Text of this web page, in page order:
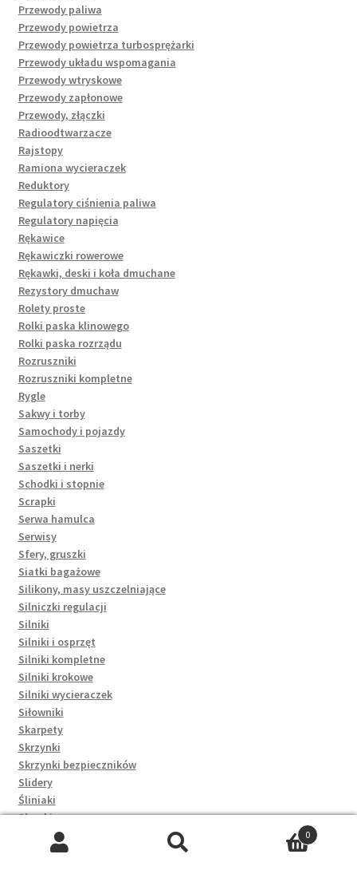
Przewody paliwa
Przewody powietrza
Przewody powietrza turbosprężarki
Przewody układu wspomagania
Przewody wtryskowe
Przewody zapłonowe
Przewody, złączki
Radioodtwarzacze
Rajstopy
Ramiona wycieraczek
Reduktory
Regulatory ciśnienia paliwa
Regulatory napięcia
Rękawice
Rękawiczki rowerowe
Rękawki, deski i koła dmuchane
Rezystory dmuchaw
Rolety proste
Rolki paska klinowego
Rolki paska rozrządu
Rozruszniki
Rozruszniki kompletne
Rygle
Sakwy i torby
Samochody i pojazdy
Saszetki
Saszetki i nerki
Schodki i stopnie
Scrapki
Serwa hamulca
Serwisy
Sfery, gruszki
Siatki bagażowe
Silikony, masy uszczelniające
Silniczki regulacji
Silniki
Silniki i osprzęt
Silniki kompletne
Silniki krokowe
Silniki wycieraczek
Siłowniki
Skarpety
Skrzynki
Skrzynki bezpieczników
Slidery
Śliniaki
Słomki
Smakołyki
Smarowanie
0